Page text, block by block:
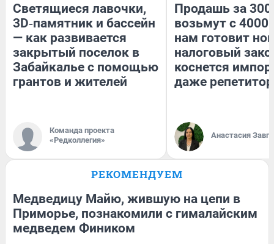
Светящиеся лавочки,
3D‑памятник и бассейн
— как развивается
закрытый поселок в
Забайкалье с помощью
грантов и жителей
Команда проекта
«Редколлегия»
Продашь за
возьмут с
нам готовит
налоговый
коснется
даже
Анастасия
РЕКОМЕНДУЕМ
Медведицу Майю, жившую на цепи в
Приморье, познакомили с гималайским
медведем Фиником